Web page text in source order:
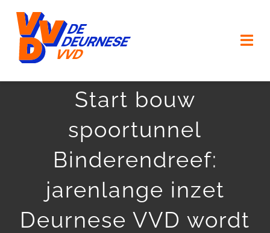
inhoud
VERKIEZINGSPROGRAMMA
ONZE MENSEN
ONZE (KERK) DORPEN
AGENDA
Start bouw
spoortunnel
Binderendreef:
jarenlange inzet
Deurnese VVD wordt